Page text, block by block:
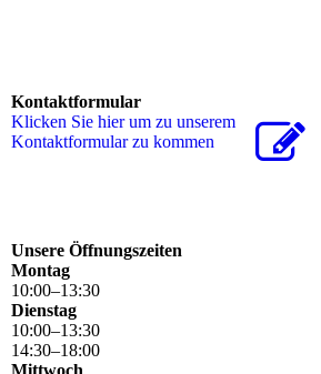
Kontaktformular
Klicken Sie hier um zu unserem
Kon­takt­for­mu­lar zu kommen
Unsere Öffnungszeiten
Montag
10:00–13:30
Dienstag
10:00–13:30
14:30–18:00